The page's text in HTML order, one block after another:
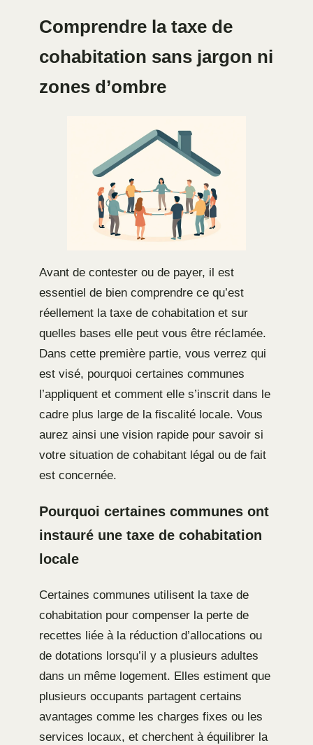
Comprendre la taxe de
cohabitation sans jargon ni
zones d’ombre
Avant de contester ou de payer, il est
essentiel de bien comprendre ce qu’est
réellement la taxe de cohabitation et sur
quelles bases elle peut vous être réclamée.
Dans cette première partie, vous verrez qui
est visé, pourquoi certaines communes
l’appliquent et comment elle s’inscrit dans le
cadre plus large de la fiscalité locale. Vous
aurez ainsi une vision rapide pour savoir si
votre situation de cohabitant légal ou de fait
est concernée.
Pourquoi certaines communes ont
instauré une taxe de cohabitation
locale
Certaines communes utilisent la taxe de
cohabitation pour compenser la perte de
recettes liée à la réduction d’allocations ou
de dotations lorsqu’il y a plusieurs adultes
dans un même logement. Elles estiment que
plusieurs occupants partagent certains
avantages comme les charges fixes ou les
services locaux, et cherchent à équilibrer la